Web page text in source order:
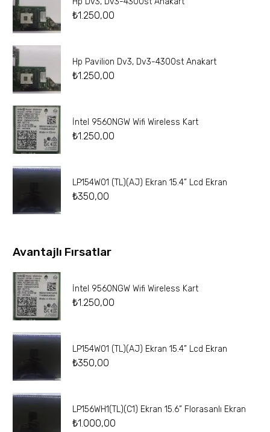
₺1.250,00
Hp Pavilion Dv3, Dv3-4300st Anakart
₺1.250,00
İntel 9560NGW Wifi Wireless Kart
₺1.250,00
LP154W01 (TL)(AJ) Ekran 15.4” Lcd Ekran
₺350,00
Avantajlı Fırsatlar
İntel 9560NGW Wifi Wireless Kart
₺1.250,00
LP154W01 (TL)(AJ) Ekran 15.4” Lcd Ekran
₺350,00
LP156WH1(TL)(C1) Ekran 15.6” Florasanlı Ekran
₺1.000,00